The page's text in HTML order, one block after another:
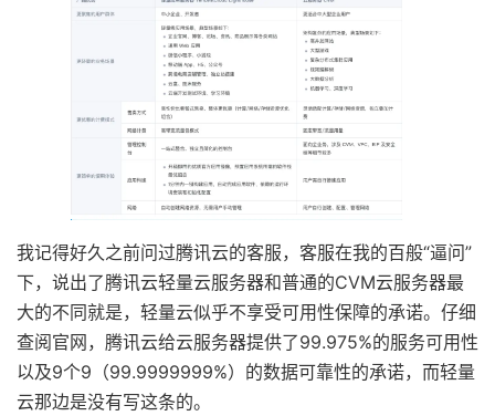
我记得好久之前问过腾讯云的客服，客服在我的百般“逼问”
下，说出了腾讯云轻量云服务器和普通的CVM云服务器最
大的不同就是，轻量云似乎不享受可用性保障的承诺。仔细
查阅官网，腾讯云给云服务器提供了99.975%的服务可用性
以及9个9（99.9999999%）的数据可靠性的承诺，而轻量
云那边是没有写这条的。